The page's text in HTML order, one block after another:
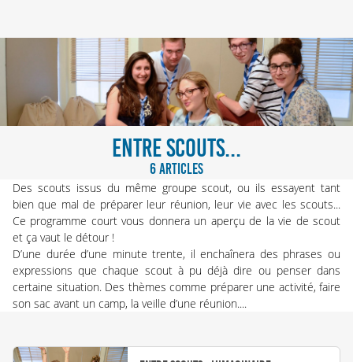
ENTRE SCOUTS...
6 ARTICLES
Des scouts issus du même groupe scout, ou ils essayent tant
bien que mal de préparer leur réunion, leur vie avec les scouts...
Ce programme court vous donnera un aperçu de la vie de scout
et ça vaut le détour !
D’une durée d’une minute trente, il enchaînera des phrases ou
expressions que chaque scout à pu déjà dire ou penser dans
certaine situation. Des thèmes comme préparer une activité, faire
son sac avant un camp, la veille d’une réunion....